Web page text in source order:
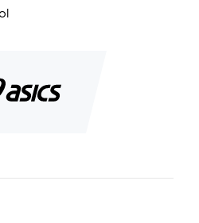
dat gebruikt wordt voor de
metPGuard™
dit kritische gebied.
gele details